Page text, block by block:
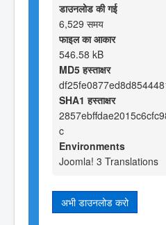
डाउनलोड की गई
6,529 समय
फाइल का आकार
546.58 kB
MD5 हस्ताक्षर
SHA1 हस्ताक्षर
c
Environments
Joomla! 3 Translations
अभी डाउनलोड करो